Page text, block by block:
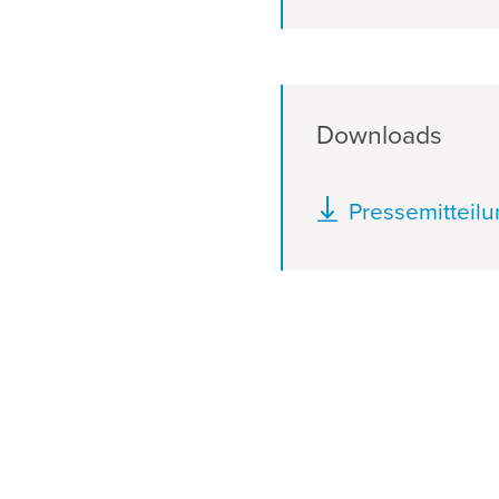
Downloads
Dokument